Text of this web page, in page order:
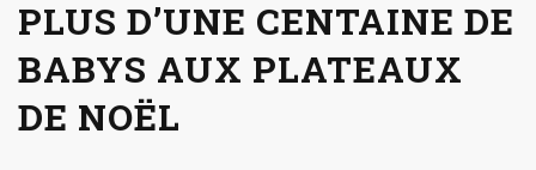
PLUS D’UNE CENTAINE DE
BABYS AUX PLATEAUX
DE NOËL